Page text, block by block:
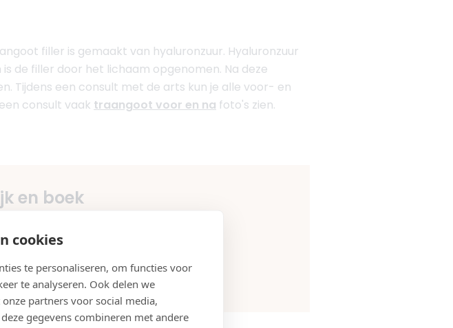
cookies
te personaliseren, om functies voor
te analyseren. Ook delen we
partners voor social media,
gegevens combineren met andere
filler is gemaakt van hyaluronzuur. Hyaluronzuur
de filler door het lichaam opgenomen. Na deze
Tijdens een consult met de arts kun je alle voor- en
consult vaak traangoot voor en na foto's zien.
en boek
Direct een afspraak maken